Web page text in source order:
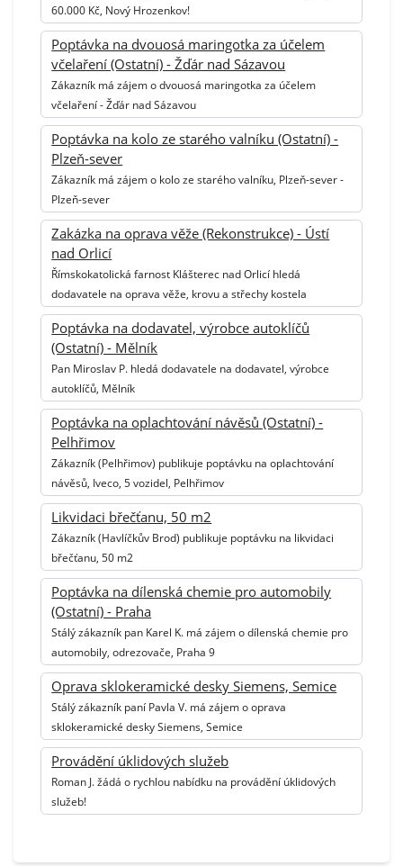
60.000 Kč, Nový Hrozenkov!
Poptávka na dvouosá maringotka za účelem
včelaření (Ostatní) - Žďár nad Sázavou
Zákazník má zájem o dvouosá maringotka za účelem
včelaření - Žďár nad Sázavou
Poptávka na kolo ze starého valníku (Ostatní) -
Plzeň-sever
Zákazník má zájem o kolo ze starého valníku, Plzeň-sever -
Plzeň-sever
Zakázka na oprava věže (Rekonstrukce) - Ústí
nad Orlicí
Římskokatolická farnost Klášterec nad Orlicí hledá
dodavatele na oprava věže, krovu a střechy kostela
Poptávka na dodavatel, výrobce autoklíčů
(Ostatní) - Mělník
Pan Miroslav P. hledá dodavatele na dodavatel, výrobce
autoklíčů, Mělník
Poptávka na oplachtování návěsů (Ostatní) -
Pelhřimov
Zákazník (Pelhřimov) publikuje poptávku na oplachtování
návěsů, Iveco, 5 vozidel, Pelhřimov
Likvidaci břečťanu, 50 m2
Zákazník (Havlíčkův Brod) publikuje poptávku na likvidaci
břečťanu, 50 m2
Poptávka na dílenská chemie pro automobily
(Ostatní) - Praha
Stálý zákazník pan Karel K. má zájem o dílenská chemie pro
automobily, odrezovače, Praha 9
Oprava sklokeramické desky Siemens, Semice
Stálý zákazník paní Pavla V. má zájem o oprava
sklokeramické desky Siemens, Semice
Provádění úklidových služeb
Roman J. žádá o rychlou nabídku na provádění úklidových
služeb!